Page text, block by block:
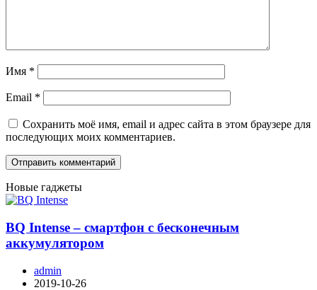
Имя *
Email *
Сохранить моё имя, email и адрес сайта в этом браузере для
последующих моих комментариев.
Новые гаджеты
BQ Intense – смартфон с бесконечным
аккумулятором
admin
2019-10-26